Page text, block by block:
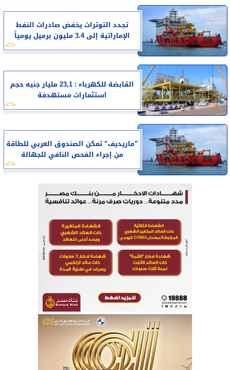
تجدد التوترات يخفض صادرات النفط
الإماراتية إلى 3.4 مليون برميل يومياً
القابضة للكهرباء : 23,1 مليار جنيه حجم
استثمارات مستهدفة
”ماريديف” تمكن الصندوق العربي للطاقة
من إجراء الفحص النافي للجهالة